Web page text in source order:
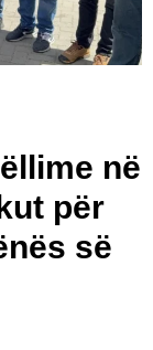
në
për
së